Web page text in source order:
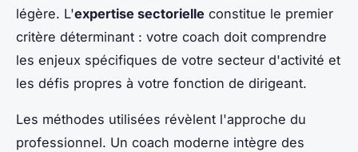
légère. L'expertise sectorielle constitue le premier
critère déterminant : votre coach doit comprendre
les enjeux spécifiques de votre secteur d'activité et
les défis propres à votre fonction de dirigeant.
Les méthodes utilisées révèlent l'approche du
professionnel. Un coach moderne intègre des